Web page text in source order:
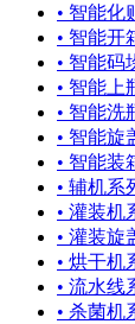
• 智能化
• 智能开
• 智能码
• 智能上
• 智能洗
• 智能旋
• 智能装
• 辅机系
• 灌装机
• 灌装旋
• 烘干机
• 流水线
• 杀菌机